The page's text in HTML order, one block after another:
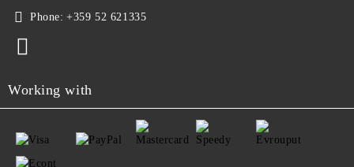
Phone: +359 52 621335
Working with